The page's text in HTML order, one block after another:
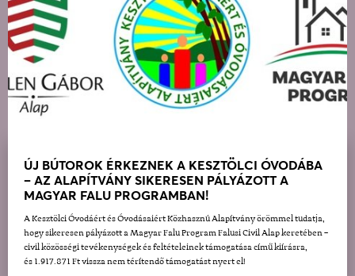
ÚJ BÚTOROK ÉRKEZNEK A KESZTÖLCI ÓVODÁBA
– AZ ALAPÍTVÁNY SIKERESEN PÁLYÁZOTT A
MAGYAR FALU PROGRAMBAN!
A Kesztölci Óvodáért és Óvodásaiért Közhasznú Alapítvány örömmel tudatja,
hogy sikeresen pályázott a Magyar Falu Program Falusi Civil Alap keretében –
civil közösségi tevékenységek és feltételeinek támogatása című kiírásra,
és 1.917.871 Ft vissza nem térítendő támogatást nyert el!